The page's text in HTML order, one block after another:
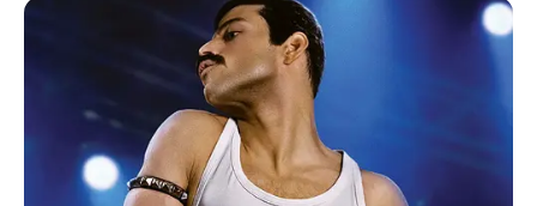
επιβεβαιωθούν οι προϋποθέσεις για τη
χορήγηση του επιδόματος μέσω του
ηλεκτρονικού συστήματος και των αρμόδιων
υπηρεσιών του Ιδρύματος, οι εγκριθείσες
αιτήσεις προωθούνται στην Οικονομική
Υπηρεσία του Ιδρύματος για την έκδοση των